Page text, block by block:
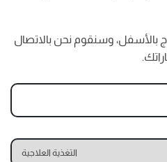
بالأسفل، وسنقوم نحن بالاتصال